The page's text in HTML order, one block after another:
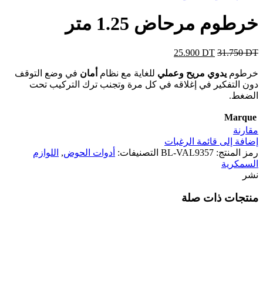
خرطوم مرحاض 1.25 متر
31.750DT
25.900 DT
خرطوم يدوي مريح وعملي للغاية مع نظام أمان في وضع التوقف
دون التفكير في إغلاقه في كل مرة وتجنب ترك التركيب تحت
الضغط.
Marque
مقارنة
إضافة إلى قائمة الرغبات
رمز المنتج: BL-VAL9357 التصنيفات: أدوات الحوض, اللوازم
السمكرية
نشر
منتجات ذات صلة